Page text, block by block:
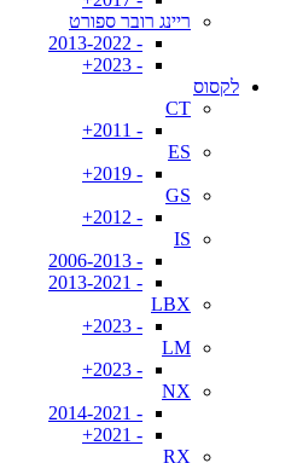
ריינג רובר ספורט
- 2013-2022
- 2023+
לקסוס
CT
- 2011+
ES
- 2019+
GS
- 2012+
IS
- 2006-2013
- 2013-2021
LBX
- 2023+
LM
- 2023+
NX
- 2014-2021
- 2021+
RX